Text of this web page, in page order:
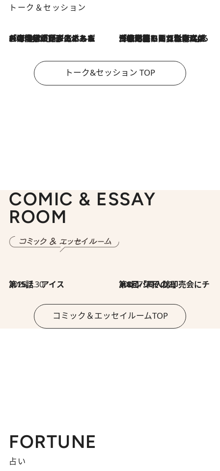
トーク＆セッション
2026.8.3
「今後値上げがあるとすれば…」「リスクがあるのは今年の冬」エネルギー専門家が語る、ホルムズ海峡封鎖が家庭にもたらす“ある心配” 2026.8.3
「住宅建てられない…」「サーチャージ料の高値が続いている」ホルムズ海峡封鎖による影響はいつまで続く？《エネルギー専門家に聞く“どうなる日本の暮らし”》
トーク&セッション TOP
COMIC & ESSAY
ROOM
2026.7.30
第15話 アイス 2026.7.30
第8回「同人誌即売会にチャレンジ その2」
コミック＆エッセイルームTOP
FORTUNE
占い